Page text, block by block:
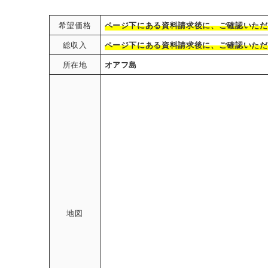
希望価格
ページ下にある資料請求後に、ご確認いた
総収入
ページ下にある資料請求後に、ご確認いた
所在地
オアフ島
地図